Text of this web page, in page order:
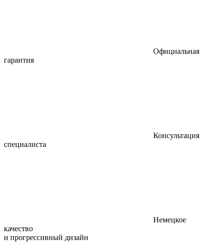
Официальная
гарантия
Консультация
специалиста
Немецкое
качество
и прогрессивный дизайн